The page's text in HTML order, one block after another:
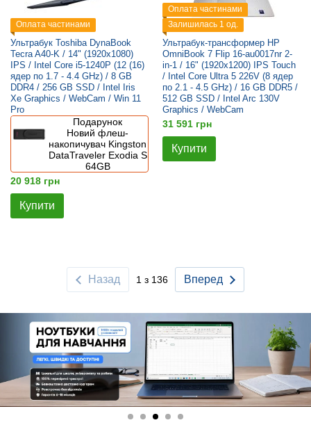
Оплата частинами
Ультрабук Toshiba DynaBook
Tecra A40-K / 14" (1920x1080)
IPS / Intel Core i5-1240P (12 (16)
ядер по 1.7 - 4.4 GHz) / 8 GB
DDR4 / 256 GB SSD / Intel Iris
Xe Graphics / WebCam / Win 11
Pro
Подарунок
Новий флеш-
накопичувач Kingston
DataTraveler Exodia S
64GB
20 918 грн
Купити
Оплата частинами
Залишилась 1 од.
Ультрабук-трансформер HP
OmniBook 7 Flip 16-au0017nr 2-
in-1 / 16" (1920x1200) IPS Touch
/ Intel Core Ultra 5 226V (8 ядер
по 2.1 - 4.5 GHz) / 16 GB DDR5 /
512 GB SSD / Intel Arc 130V
Graphics / WebCam
31 591 грн
Купити
Назад 1 з 136 Вперед